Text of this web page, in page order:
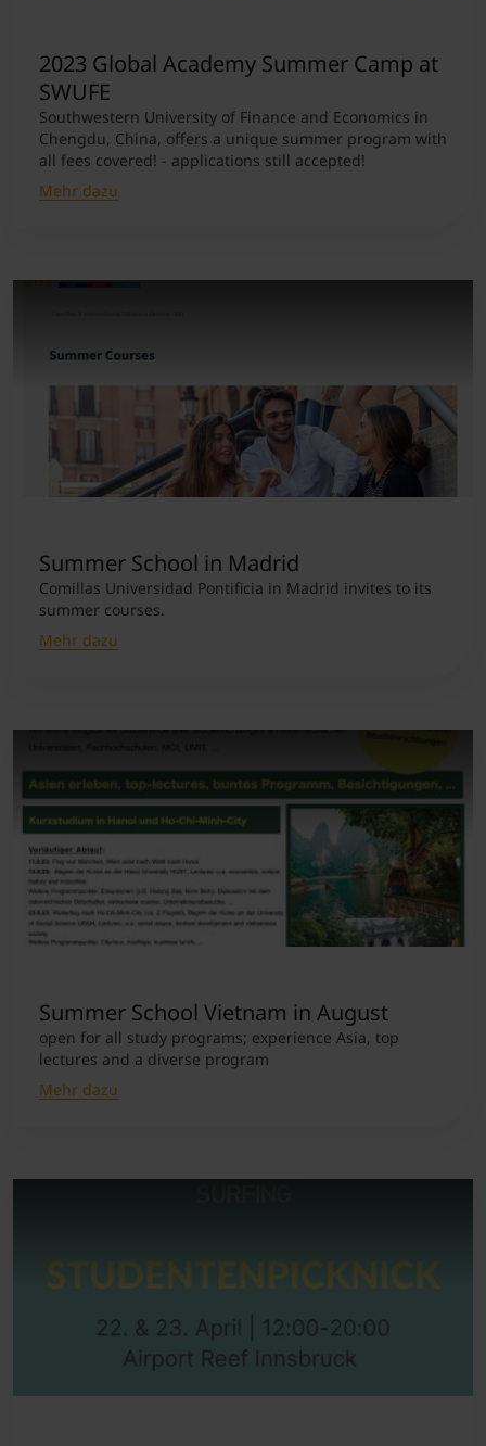
Kurse auf Englisch
2023 Global Academy Summer Camp at
SWUFE
Southwestern University of Finance and Economics in
Chengdu, China, offers a unique summer program with
all fees covered! - applications still accepted!
Mehr dazu
Summer School in Madrid
Comillas Universidad Pontificia in Madrid invites to its
summer courses.
Mehr dazu
Summer School Vietnam in August
open for all study programs; experience Asia, top
lectures and a diverse program
Mehr dazu